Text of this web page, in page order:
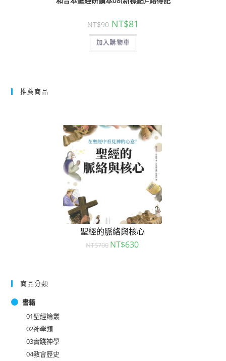
NT$90 NT$81
加入購物車
推薦商品
聖經的脈絡與核心
NT$700 NT$630
商品分類
書籍
01聖經論叢
02神學類
03實踐神學
04教會歷史